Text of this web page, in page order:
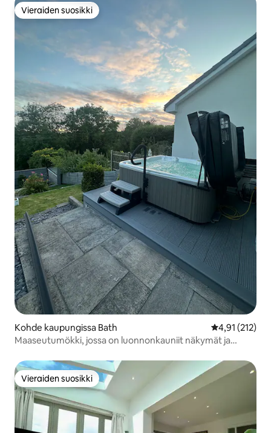
Vieraiden suosikki
Vieraiden suosikki
Kohde kaupungissa Bath
4,91 (212)
Maaseutumökki, jossa on luonnonkauniit näkymät ja
Vieraiden suosikki
Vieraiden suosikki